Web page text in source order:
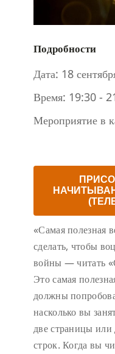
Подробности
Дата: 18
Время: 19:30 -
Мероприятие в
«Самая полезная
сделать, чтобы
войны — читать
Это самая
должны
насколько вы
две страницы или
строк. Когда вы